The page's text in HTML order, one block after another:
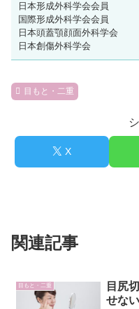
日本形成外科学会会員
国際形成外科学会会員
日本頭蓋顎顔面外科学会
日本創傷外科学会
目もと・二重
X
関連記事
目もと・二重
目尻
せな